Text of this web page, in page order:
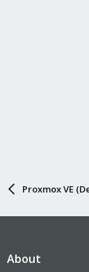
Proxmox VE
About